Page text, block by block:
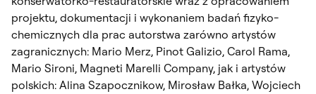
projektu, dokumentacji i wykonaniem badań fizyko-
chemicznych dla prac autorstwa zarówno artystów
zagranicznych: Mario Merz, Pinot Galizio, Carol Rama,
Mario Sironi, Magneti Marelli Company, jak i artystów
polskich: Alina Szapocznikow, Mirosław Bałka, Wojciech